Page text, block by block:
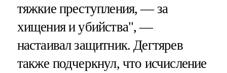
тяжкие преступления, — за
хищения и убийства", —
настаивал защитник. Дегтярев
также подчеркнул, что исчисление